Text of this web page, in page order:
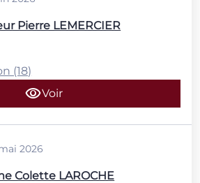
Pierre LEMERCIER
(18)
Voir
2026
Colette LAROCHE